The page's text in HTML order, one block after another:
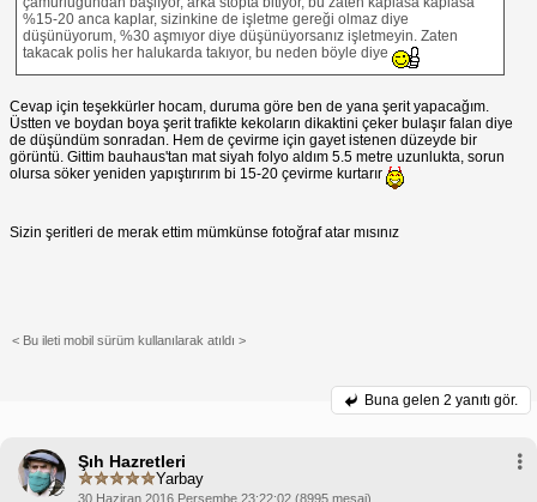
%15-20 anca kaplar, sizinkine de işletme gereği olmaz diye
düşünüyorum, %30 aşmıyor diye düşünüyorsanız işletmeyin. Zaten
takacak polis her halukarda takıyor, bu neden böyle diye
Cevap için teşekkürler hocam, duruma göre ben de yana şerit yapacağım.
Üstten ve boydan boya şerit trafikte kekoların dikaktini çeker bulaşır falan diye
de düşündüm sonradan. Hem de çevirme için gayet istenen düzeyde bir
görüntü. Gittim bauhaus'tan mat siyah folyo aldım 5.5 metre uzunlukta, sorun
olursa söker yeniden yapıştırırım bi 15-20 çevirme kurtarır
Sizin şeritleri de merak ettim mümkünse fotoğraf atar mısınız
< Bu ileti mobil sürüm kullanılarak atıldı >
Buna gelen 2 yanıtı gör.
Şıh Hazretleri
Yarbay
30 Haziran 2016 Perşembe 23:22:02 (8995 mesaj)